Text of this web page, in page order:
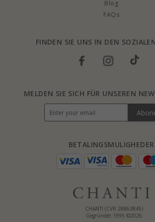
Blog
FAQs
FINDEN SIE UNS IN DEN
CHANTI (CVR 28863845)
Gegründet 1995 ©2026
BETALINGSMULIGHEDER
MELDEN SIE SICH FÜR UNSEREN